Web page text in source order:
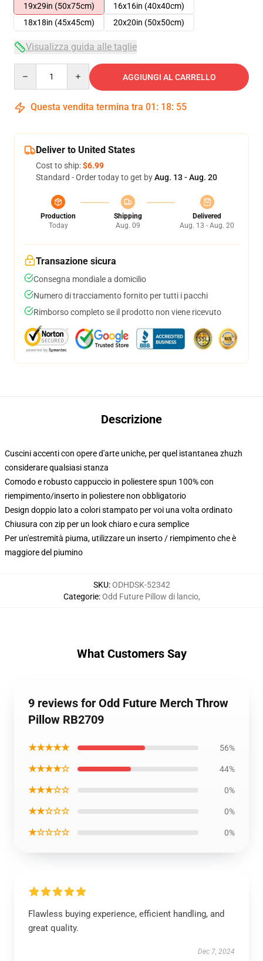
19x29in (50x75cm)
16x16in (40x40cm)
18x18in (45x45cm)
20x20in (50x50cm)
Visualizza guida alle taglie
AGGIUNGI AL CARRELLO
Questa vendita termina tra 01 : 18: 54
Deliver to United States
Cost to ship:$6.99
Standard - Order today to get byAug. 13 - Aug. 20
Production
Today
Shipping
Aug. 09
Delivered
Aug. 13 - Aug. 20
Transazione sicura
Consegna mondiale a domicilio
Numero di tracciamento fornito per tutti i pacchi
Rimborso completo se il prodotto non viene ricevuto
Descrizione
Cuscini accenti con opere d'arte uniche, per quel istantanea zhuzh
considerare qualsiasi stanza
Comodo e robusto cappuccio in poliestere spun 100% con
riempimento/inserto in poliestere non obbligatorio
Design doppio lato a colori stampato per voi una volta ordinato
Chiusura con zip per un look chiaro e cura semplice
Per un'estremità piuma, utilizzare un inserto / riempimento che è
maggiore del piumino
SKU:ODHDSK-52342
Categorie:Odd Future Pillow di lancio,
What Customers Say
9 reviews for Odd Future Merch Throw
Pillow RB2709
★★★★★ 56%
★★★★☆ 44%
★★★☆☆ 0%
★★☆☆☆ 0%
★☆☆☆☆ 0%
Flawless buying experience, efficient handling, and
great quality.
Dec 7, 2024